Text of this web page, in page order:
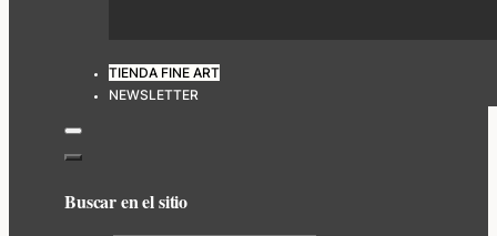
TIENDA FINE ART
NEWSLETTER
Buscar en el sitio